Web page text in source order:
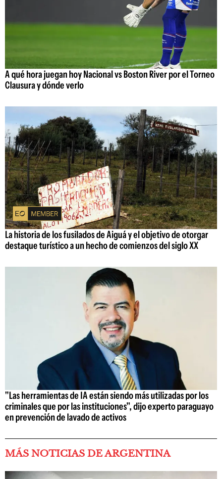
A qué hora juegan hoy Nacional vs Boston River por el Torneo
Clausura y dónde verlo
La historia de los fusilados de Aiguá y el objetivo de otorgar
destaque turístico a un hecho de comienzos del siglo XX
"Las herramientas de IA están siendo más utilizadas por los
criminales que por las instituciones", dijo experto paraguayo
en prevención de lavado de activos
MÁS NOTICIAS DE ARGENTINA